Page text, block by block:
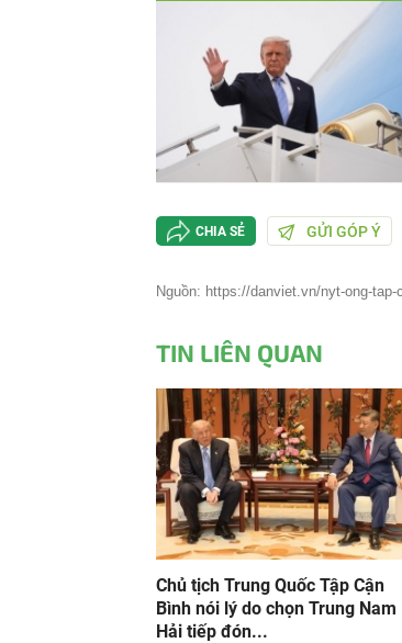
CHIA SẺ GỬI GÓP Ý
Nguồn: https://danviet.vn/nyt-ong-
TIN LIÊN QUAN
Chủ tịch Trung Quốc Tập Cận
Bình nói lý do chọn Trung Nam
Hải tiếp đón...